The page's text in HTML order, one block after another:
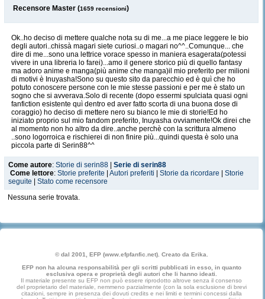
Recensore Master (1659 recensioni)
Ok..ho deciso di mettere qualche nota su di me...a me piace leggere le bio
degli autori..chissà magari siete curiosi..o magari no^^..Comunque... che
dire di me...sono una lettrice vorace spesso in maniera esagerata(potessi
vivere in una libreria lo farei)...amo il genere storico più di quello fantasy
ma adoro anime e manga(più anime che manga)il mio preferito per milioni
di motivi è Inuyasha!Sono su questo sito da parecchio ed è quì che ho
potuto conoscere persone con le mie stesse passioni e per me è stato un
sogno che si avverava.Solo di recente (dopo essermi spulciata quasi ogni
fanfiction esistente quì dentro ed aver fatto scorta di una buona dose di
coraggio) ho deciso di mettere nero su bianco le mie di storie!Ed ho
iniziato proprio sul mio fandom preferito, Inuyasha ovviamente!Ok direi che
al momento non ho altro da dire..anche perchè con la scrittura almeno
..sono logorroica e rischierei di non finire più...quindi questa è solo una
piccola parte di Serin88^^
Come autore: Storie di serin88
Serie di serin88
Come lettore: Storie preferite Autori preferiti Storie da ricordare
Storie
seguite
Stato come recensore
Nessuna serie trovata.
© dal 2001, EFP (www.efpfanfic.net). Creato da Erika.
EFP non ha alcuna responsabilità per gli scritti pubblicati in esso, in quanto
esclusiva opera e proprietà degli autori che li hanno ideati.
Il materiale presente su EFP non può essere riprodotto altrove senza il consenso
del proprietario del materiale, nemmeno parzialmente (con la sola esclusione di brevi
citazioni, sempre in presenza dei dovuti credits e nei limiti e termini concessi dalla